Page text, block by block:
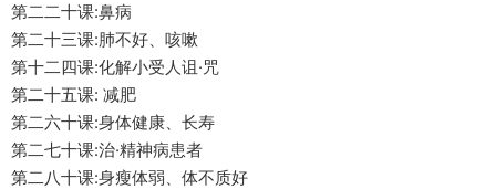
第二二十‬课:鼻病
第二十三课:肺不好、咳嗽
第十二‬四课:化解小受‬人诅·咒
第二十五课: 减肥
第二六十‬课:身体健康、长寿
第二七十‬课:治·精神病患者
第二八十‬课:身瘦体‬弱、体不质‬好